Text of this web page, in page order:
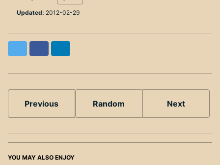
Updated: 2012-02-29
Previous Random Next
YOU MAY ALSO ENJOY